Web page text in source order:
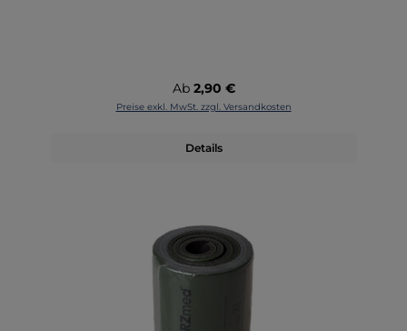
Regulärer Preis:
Ab 2,90 €
Preise exkl. MwSt. zzgl. Versandkosten
Details